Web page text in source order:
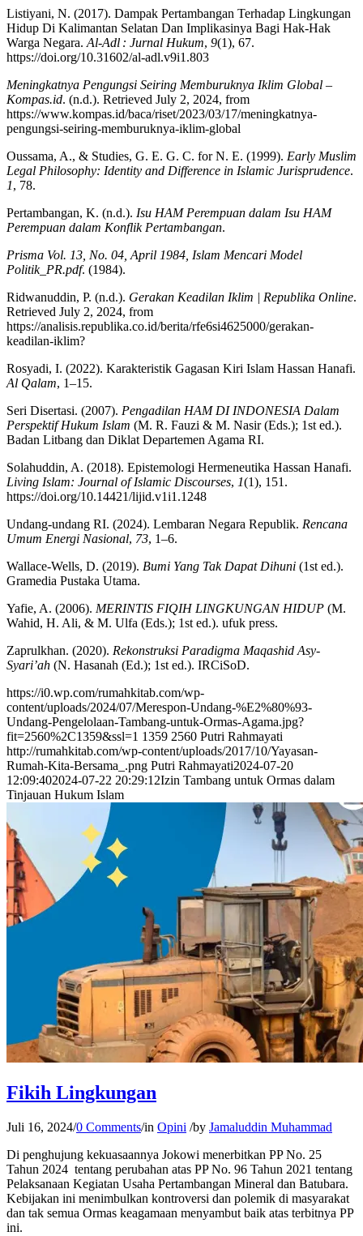
Listiyani, N. (2017). Dampak Pertambangan Terhadap Lingkungan
Hidup Di Kalimantan Selatan Dan Implikasinya Bagi Hak-Hak
Warga Negara. Al-Adl : Jurnal Hukum, 9(1), 67.
https://doi.org/10.31602/al-adl.v9i1.803
Meningkatnya Pengungsi Seiring Memburuknya Iklim Global –
Kompas.id. (n.d.). Retrieved July 2, 2024, from
https://www.kompas.id/baca/riset/2023/03/17/meningkatnya-
pengungsi-seiring-memburuknya-iklim-global
Oussama, A., & Studies, G. E. G. C. for N. E. (1999). Early Muslim
Legal Philosophy: Identity and Difference in Islamic Jurisprudence.
1, 78.
Pertambangan, K. (n.d.). Isu HAM Perempuan dalam Isu HAM
Perempuan dalam Konflik Pertambangan.
Prisma Vol. 13, No. 04, April 1984, Islam Mencari Model
Politik_PR.pdf. (1984).
Ridwanuddin, P. (n.d.). Gerakan Keadilan Iklim | Republika Online.
Retrieved July 2, 2024, from
https://analisis.republika.co.id/berita/rfe6si4625000/gerakan-
keadilan-iklim?
Rosyadi, I. (2022). Karakteristik Gagasan Kiri Islam Hassan Hanafi.
Al Qalam, 1–15.
Seri Disertasi. (2007). Pengadilan HAM DI INDONESIA Dalam
Perspektif Hukum Islam (M. R. Fauzi & M. Nasir (Eds.); 1st ed.).
Badan Litbang dan Diklat Departemen Agama RI.
Solahuddin, A. (2018). Epistemologi Hermeneutika Hassan Hanafi.
Living Islam: Journal of Islamic Discourses, 1(1), 151.
https://doi.org/10.14421/lijid.v1i1.1248
Undang-undang RI. (2024). Lembaran Negara Republik. Rencana
Umum Energi Nasional, 73, 1–6.
Wallace-Wells, D. (2019). Bumi Yang Tak Dapat Dihuni (1st ed.).
Gramedia Pustaka Utama.
Yafie, A. (2006). MERINTIS FIQIH LINGKUNGAN HIDUP (M.
Wahid, H. Ali, & M. Ulfa (Eds.); 1st ed.). ufuk press.
Zaprulkhan. (2020). Rekonstruksi Paradigma Maqashid Asy-
Syari’ah (N. Hasanah (Ed.); 1st ed.). IRCiSoD.
https://i0.wp.com/rumahkitab.com/wp-
content/uploads/2024/07/Merespon-Undang-%E2%80%93-
Undang-Pengelolaan-Tambang-untuk-Ormas-Agama.jpg?
fit=2560%2C1359&ssl=1 1359 2560 Putri Rahmayati
http://rumahkitab.com/wp-content/uploads/2017/10/Yayasan-
Rumah-Kita-Bersama_.png Putri Rahmayati2024-07-20
12:09:402024-07-22 20:29:12Izin Tambang untuk Ormas dalam
Tinjauan Hukum Islam
Fikih Lingkungan
Juli 16, 2024/0 Comments/in Opini /by Jamaluddin Muhammad
Di penghujung kekuasaannya Jokowi menerbitkan PP No. 25
Tahun 2024 tentang perubahan atas PP No. 96 Tahun 2021 tentang
Pelaksanaan Kegiatan Usaha Pertambangan Mineral dan Batubara.
Kebijakan ini menimbulkan kontroversi dan polemik di masyarakat
dan tak semua Ormas keagamaan menyambut baik atas terbitnya PP
ini.